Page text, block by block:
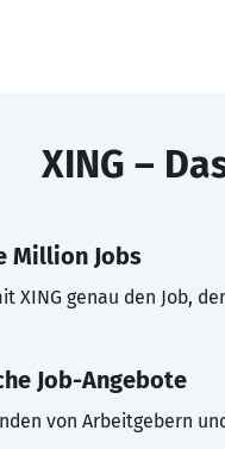
XING –
Million Jobs
XING genau den Job,
Job-Angebote
von Arbeitgebern